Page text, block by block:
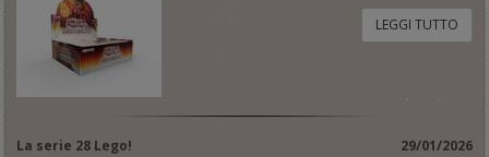
LEGGI TUTTO
La serie 28 Lego! 29/01/2026